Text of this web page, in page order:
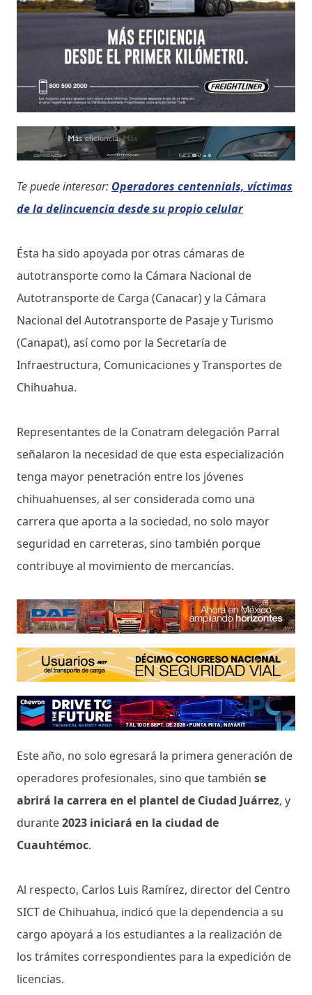
Te puede interesar: Operadores centennials, víctimas
de la delincuencia desde su propio celular
Ésta ha sido apoyada por otras cámaras de
autotransporte como la Cámara Nacional de
Autotransporte de Carga (Canacar) y la Cámara
Nacional del Autotransporte de Pasaje y Turismo
(Canapat), así como por la Secretaría de
Infraestructura, Comunicaciones y Transportes de
Chihuahua.
Representantes de la Conatram delegación Parral
señalaron la necesidad de que esta especialización
tenga mayor penetración entre los jóvenes
chihuahuenses, al ser considerada como una
carrera que aporta a la sociedad, no solo mayor
seguridad en carreteras, sino también porque
contribuye al movimiento de mercancías.
Este año, no solo egresará la primera generación de
operadores profesionales, sino que también se
abrirá la carrera en el plantel de Ciudad Juárrez, y
durante2023 iniciará en la ciudad de
Cuauhtémoc.
Al respecto, Carlos Luis Ramírez, director del Centro
SICT de Chihuahua, indicó que la dependencia a su
cargo apoyará a los estudiantes a la realización de
los trámites correspondientes para la expedición de
licencias.